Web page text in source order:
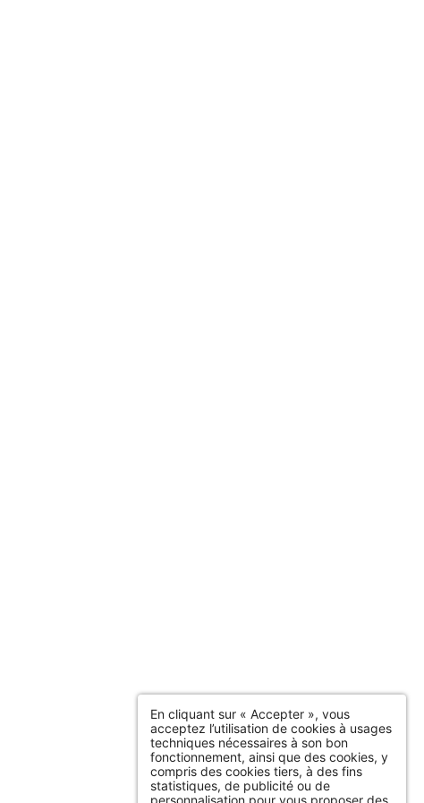
En cliquant sur « Accepter », vous
acceptez l’utilisation de cookies à usages
techniques nécessaires à son bon
fonctionnement, ainsi que des cookies, y
compris des cookies tiers, à des fins
statistiques, de publicité ou de
personnalisation pour vous proposer des